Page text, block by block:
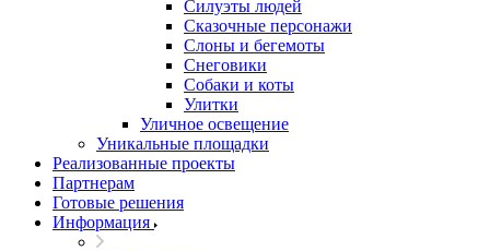
Силуэты людей
Сказочные персонажи
Слоны и бегемоты
Снеговики
Собаки и коты
Улитки
Уличное освещение
Уникальные площадки
Реализованные проекты
Партнерам
Готовые решения
Информация